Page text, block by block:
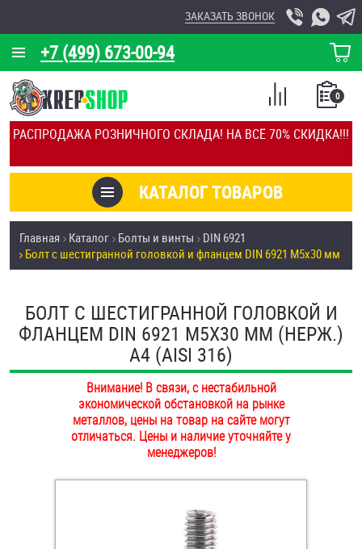
РАСПРОДАЖА РОЗНИЧНОГО СКЛАДА! НА ВСЁ 70% СКИДКА!!!
+7 (499) 673-00-94
ЗАКАЗАТЬ ЗВОНОК
КОРЗИНА
О КОМПАНИИ
КАЛЬКУЛЯТОР
ОТЗЫВЫ
УСЛУГИ
СКИДКИ
ОПТ
ПОКУПАТЕЛЯМ
ОПЛАТА И ДОСТАВКА
НАШИ МАГАЗИНЫ
КАТАЛОГ ТОВАРОВ
0
СПИСОК
СРАВНЕНИЕ
Товары со скидкой
Анкеры
Антивандальный крепёж, инструмент
Болты и винты
Главная Каталог Болты и винты
DIN 6921
Болт с шестигранной головкой и фланцем DIN 6921 М5х30 мм
БОЛТ С ШЕСТИГРАННОЙ ГОЛОВКОЙ И
ФЛАНЦЕМ DIN 6921 М5Х30 ММ (НЕРЖ.)
A4 (AISI 316)
Внимание! В связи, с нестабильной
экономической обстановкой на рынке
металлов, цены на товар на сайте могут
отличаться. Цены и наличие уточняйте у
менеджеров!